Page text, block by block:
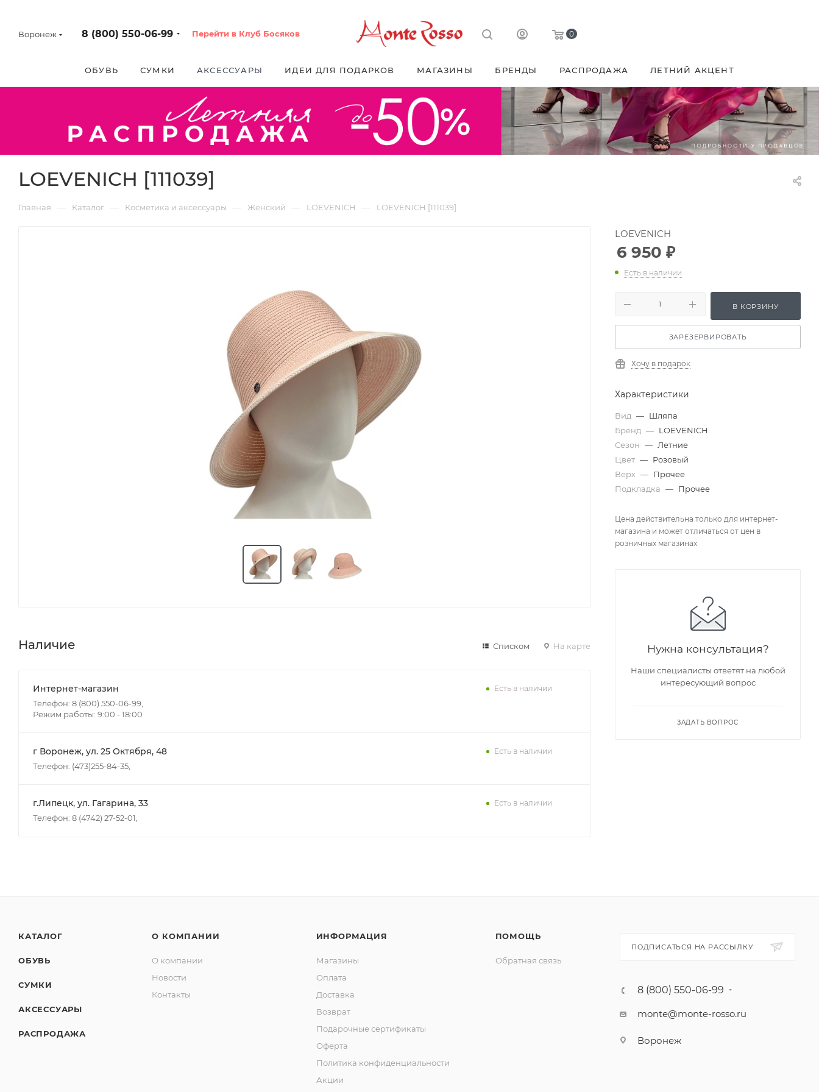
Воронеж 8 (800) 550-06-99 Перейти в Клуб Босяков 0
ОБУВЬ СУМКИ АКСЕССУАРЫ ИДЕИ ДЛЯ ПОДАРКОВ МАГАЗИНЫ БРЕНДЫ РАСПРОДАЖА ЛЕТНИЙ АКЦЕНТ
LOEVENICH [111039]
Главная — Каталог — Косметика и аксессуары — Женский — LOEVENICH — LOEVENICH [111039]
Наличие Списком На карте
Интернет-магазин
Телефон: 8 (800) 550-06-99,
Режим работы: 9:00 - 18:00
Есть в наличии
г Воронеж, ул. 25 Октября, 48
Телефон: (473)255-84-35,
Есть в наличии
г.Липецк, ул. Гагарина, 33
Телефон: 8 (4742) 27-52-01,
Есть в наличии
LOEVENICH
6 950 ₽
Есть в наличии
В КОРЗИНУ
ЗАРЕЗЕРВИРОВАТЬ
Хочу в подарок
Характеристики
Вид — Шляпа
Бренд — LOEVENICH
Сезон — Летние
Цвет — Розовый
Верх — Прочее
Подкладка — Прочее
Цена действительна только для интернет-
магазина и может отличаться от цен в
розничных магазинах
Нужна консультация?
Наши специалисты ответят на любой
интересующий вопрос
ЗАДАТЬ ВОПРОС
КАТАЛОГ
ОБУВЬ
СУМКИ
АКСЕССУАРЫ
РАСПРОДАЖА
О КОМПАНИИ
О компании
Новости
Контакты
ИНФОРМАЦИЯ
Магазины
Оплата
Доставка
Возврат
Подарочные сертификаты
Оферта
Политика конфиденциальности
Акции
ПОМОЩЬ
Обратная связь
ПОДПИСАТЬСЯ НА РАССЫЛКУ
8 (800) 550-06-99
monte@monte-rosso.ru
Воронеж